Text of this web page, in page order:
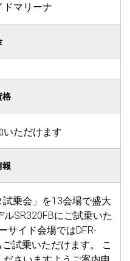
ドマリーナ
格
いただけます
報
試乗会」を13会場で盛大
SR320FBにご試乗いた
サイド会場ではDFR-
ご試乗いただけます。 こ